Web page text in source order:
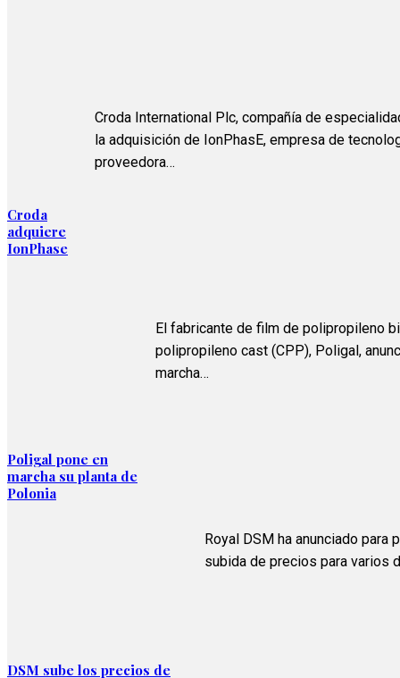
Croda
adquiere
IonPhase
Croda International Plc, compañía de
la adquisición de IonPhasE, empresa de
proveedora…
Poligal pone en
marcha su planta de
Polonia
El fabricante de film de polipropileno
polipropileno cast (CPP), Poligal,
marcha…
DSM sube los precios de
Royal DSM ha anunciado para
subida de precios para varios